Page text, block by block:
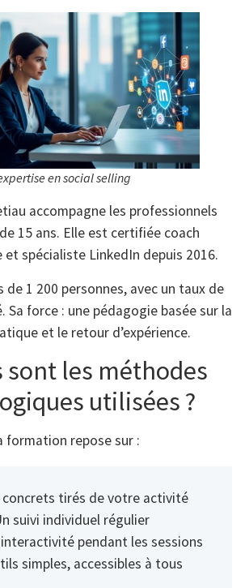
en social selling
accompagne les professionnels
15 ans. Elle est certifiée coach
spécialiste LinkedIn depuis 2016.
de 1 200 personnes, avec un taux de
Sa force : une pédagogie basée sur la
et le retour d’expérience.
sont les méthodes
utilisées ?
formation repose sur :
concrets tirés de votre activité
suivi individuel régulier
pendant les sessions
simples, accessibles à tous